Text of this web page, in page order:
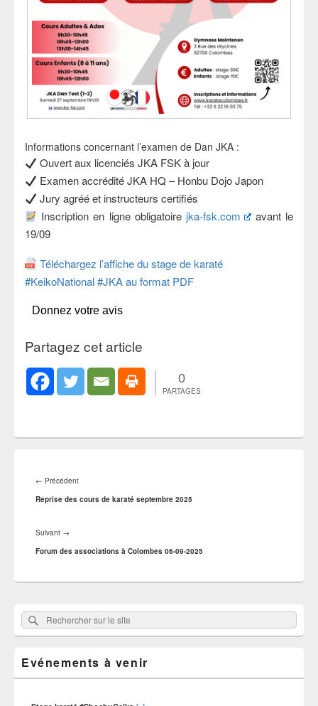
Informations concernant l’examen de Dan JKA :
Ouvert aux licenciés JKA FSK à jour
Examen accrédité JKA HQ – Honbu Dojo Japon
Jury agréé et instructeurs certifiés
Inscription en ligne obligatoire jka-fsk.com
avant le
19/09
Téléchargez l’affiche du stage de karaté
#KeikoNational #JKA au format PDF
Donnez votre avis
Partagez cet article
0
PARTAGES
de
l’article
← PrécédentArticle
précédent :
Reprise des cours de karaté septembre 2025
Suivant →
suivant :
Forum des associations à Colombes 06-09-2025
Zone
principale
de
pour
Rechercher :
Rechercher
sur
site
Evénements à venir